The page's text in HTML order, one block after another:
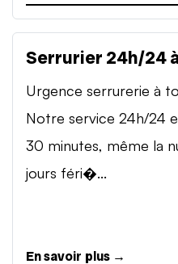
Serrurier 24h/24
Urgence serrurerie à
Notre service 24h/24
30 minutes, même la
jours féri�...
En savoir plus →